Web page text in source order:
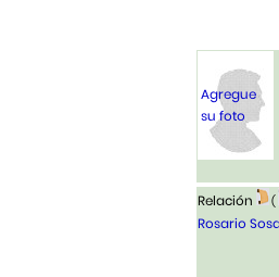
Agregue
su foto
Relación (
Rosario